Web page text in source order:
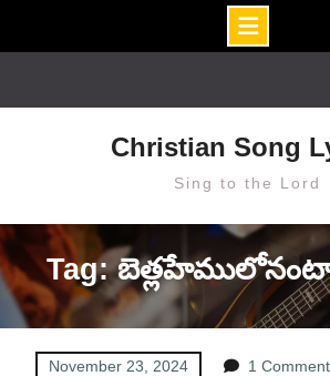
Christian Song
Sing to the Lord
Tag:
November 23, 2024 1 Comment